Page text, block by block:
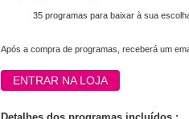
35 programas para baixar à sua
Após a compra de programas, receberá um
ENTRAR NA LOJA